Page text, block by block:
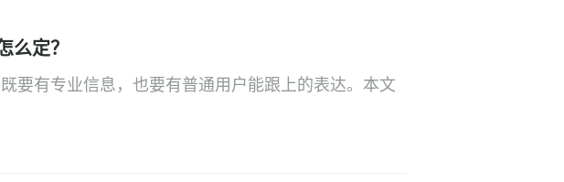
么定？
要有专业信息，也要有普通用户能跟上的表达。本文